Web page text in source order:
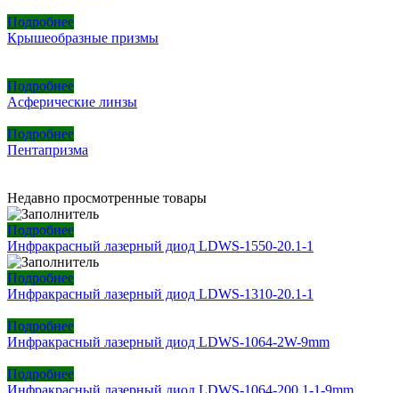
Подробнее
Крышеобразные призмы
Подробнее
Асферические линзы
Подробнее
Пентапризма
Недавно просмотренные товары
Подробнее
Инфракрасный лазерный диод LDWS-1550-20.1-1
Подробнее
Инфракрасный лазерный диод LDWS-1310-20.1-1
Подробнее
Инфракрасный лазерный диод LDWS-1064-2W-9mm
Подробнее